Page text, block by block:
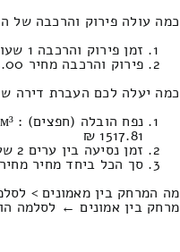
כמה עולה פירוק והרכבה של
זמן פירוק והרכבה 1 שעות 11 דקות
פירוק והרכבה מחיר 615.00
כמה יעלה לכם העברת דירה
1517.81 ₪
זמן נסיעה בין ערים 2 שעות , 4 דקות / מחיר נסיעה 1510.87 שקל
סך הכל ביחד מחיר מחירון:
מה המרחק בין מאמונים >
מרחק בין אמונים ← לסלמה הוא : 183.30